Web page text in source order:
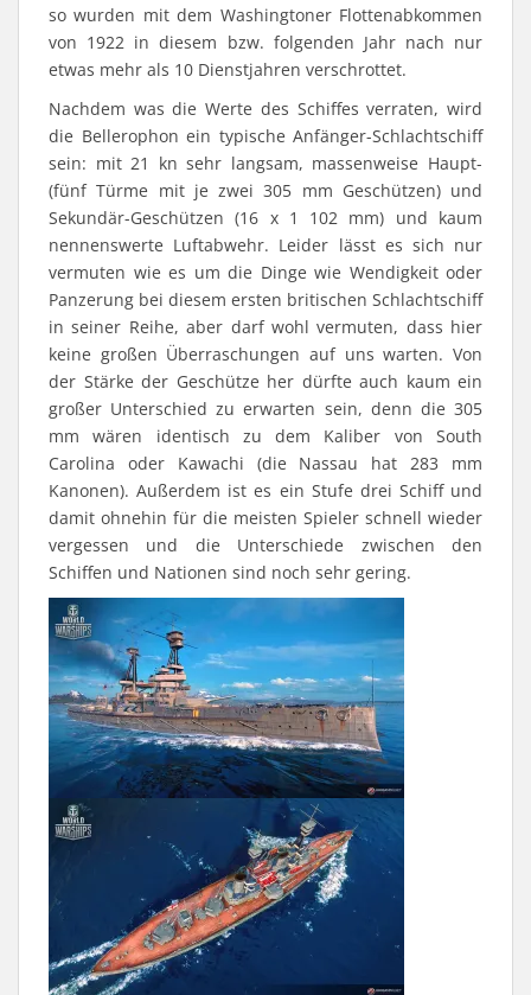
so wurden mit dem Washingtoner Flottenabkommen
von 1922 in diesem bzw. folgenden Jahr nach nur
etwas mehr als 10 Dienstjahren verschrottet.
Nachdem was die Werte des Schiffes verraten, wird
die Bellerophon ein typische Anfänger-Schlachtschiff
sein: mit 21 kn sehr langsam, massenweise Haupt-
(fünf Türme mit je zwei 305 mm Geschützen) und
Sekundär-Geschützen (16 x 1 102 mm) und kaum
nennenswerte Luftabwehr. Leider lässt es sich nur
vermuten wie es um die Dinge wie Wendigkeit oder
Panzerung bei diesem ersten britischen Schlachtschiff
in seiner Reihe, aber darf wohl vermuten, dass hier
keine großen Überraschungen auf uns warten. Von
der Stärke der Geschütze her dürfte auch kaum ein
großer Unterschied zu erwarten sein, denn die 305
mm wären identisch zu dem Kaliber von South
Carolina oder Kawachi (die Nassau hat 283 mm
Kanonen). Außerdem ist es ein Stufe drei Schiff und
damit ohnehin für die meisten Spieler schnell wieder
vergessen und die Unterschiede zwischen den
Schiffen und Nationen sind noch sehr gering.